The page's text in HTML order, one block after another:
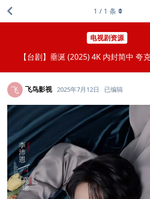
电视剧资源
【台剧】垂涎 (2025) 4K 内封简中 夸
1 / 1 条
飞 飞鸟影视 2025年7月12日 已编辑